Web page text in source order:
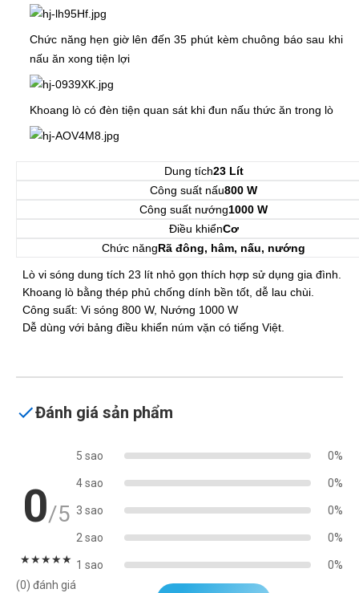
Chức năng hẹn giờ lên đến 35 phút kèm chuông báo sau khi
nấu ăn xong tiện lợi
Khoang lò có đèn tiện quan sát khi đun nấu thức ăn trong lò
Dung tích23 Lít
Công suất nấu800 W
Công suất nướng1000 W
Điều khiểnCơ
Chức năngRã đông, hâm, nấu, nướng
Lò vi sóng dung tích 23 lít nhỏ gọn thích hợp sử dụng gia đình.
Khoang lò bằng thép phủ chống dính bền tốt, dễ lau chùi.
Công suất: Vi sóng 800 W, Nướng 1000 W
Dễ dùng với bảng điều khiển núm vặn có tiếng Việt.
Đánh giá sản phẩm
0/5
★★★★★
(0) đánh giá
5 sao 0%
4 sao 0%
3 sao 0%
2 sao 0%
1 sao 0%